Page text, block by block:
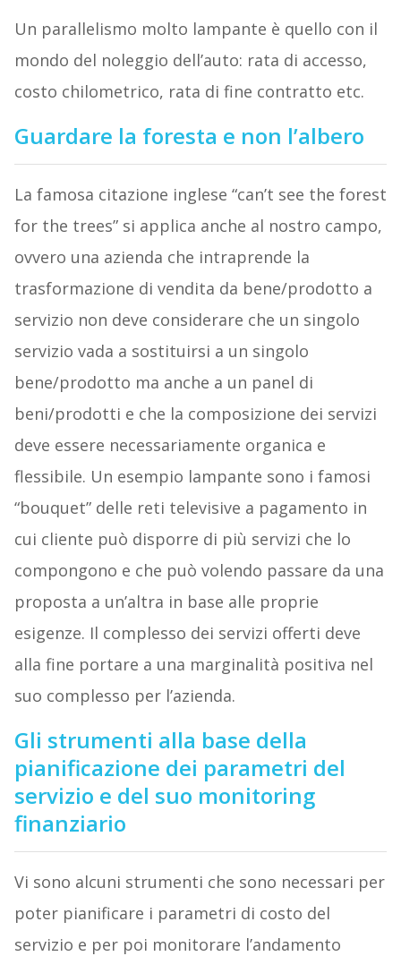
Un parallelismo molto lampante è quello con il
mondo del noleggio dell’auto: rata di accesso,
costo chilometrico, rata di fine contratto etc.
Guardare la foresta e non l’albero
La famosa citazione inglese “can’t see the forest
for the trees” si applica anche al nostro campo,
ovvero una azienda che intraprende la
trasformazione di vendita da bene/prodotto a
servizio non deve considerare che un singolo
servizio vada a sostituirsi a un singolo
bene/prodotto ma anche a un panel di
beni/prodotti e che la composizione dei servizi
deve essere necessariamente organica e
flessibile. Un esempio lampante sono i famosi
“bouquet” delle reti televisive a pagamento in
cui cliente può disporre di più servizi che lo
compongono e che può volendo passare da una
proposta a un’altra in base alle proprie
esigenze. Il complesso dei servizi offerti deve
alla fine portare a una marginalità positiva nel
suo complesso per l’azienda.
Gli strumenti alla base della
pianificazione dei parametri del
servizio e del suo monitoring
finanziario
Vi sono alcuni strumenti che sono necessari per
poter pianificare i parametri di costo del
servizio e per poi monitorare l’andamento